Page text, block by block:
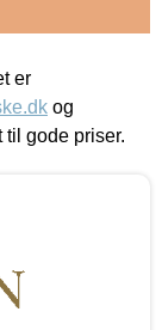
er
og
til gode priser.